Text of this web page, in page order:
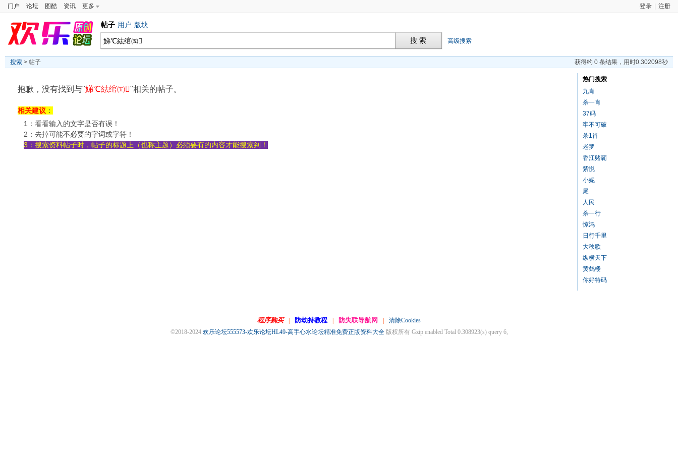
登录 注册
门户 论坛 图酷 资讯 更多
帖子 用户 版块
搜 索 高级搜索
获得约 0 条结果，用时0.302098秒
搜索 > 帖子
抱歉，没有找到与"娣℃紶绾㈤"相关的帖子。
相关建议 ：
1：看看输入的文字是否有误！
2：去掉可能不必要的字词或字符！
3：搜索资料帖子时，帖子的标题上（也称主题）必须要有的内容才能搜索到！
热门搜索
九肖
杀一肖
37码
牢不可破
杀1肖
老罗
香江赌霸
紫悦
小妮
尾
人民
杀一行
惊鸿
日行千里
大秧歌
纵横天下
黄鹤楼
你好特码
程序购买 防劫持教程 防失联导航网
清除Cookies
©2018-2024 欢乐论坛555573-欢乐论坛HL49-高手心水论坛精准免费正版资料大全版权所有 Gzip enabled Total 0.308923(s) query 6,